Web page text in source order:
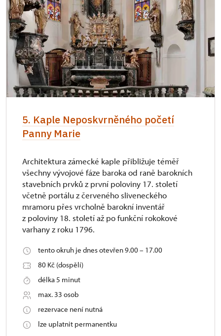
5. Kaple Neposkvrněného početí
Panny Marie
Architektura zámecké kaple přibližuje téměř
všechny vývojové fáze baroka od raně barokních
stavebních prvků z první poloviny 17. století
včetně portálu z červeného sliveneckého
mramoru přes vrcholně barokní inventář
z poloviny 18. století až po funkční rokokové
varhany z roku 1796.
tento okruh je dnes otevřen 9.00 – 17.00
80 Kč (dospělí)
délka 5 minut
max. 33 osob
rezervace není nutná
lze uplatnit permanentku